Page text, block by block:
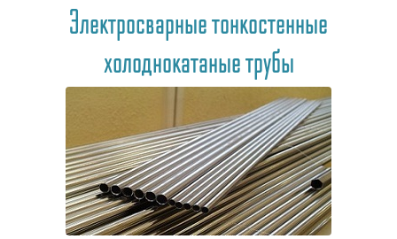
Электросварные тонкостенные
холоднокатаные трубы